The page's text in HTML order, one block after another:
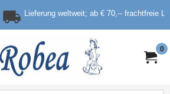
Lieferung weltweit; ab € 70,-- frachtfreie
0